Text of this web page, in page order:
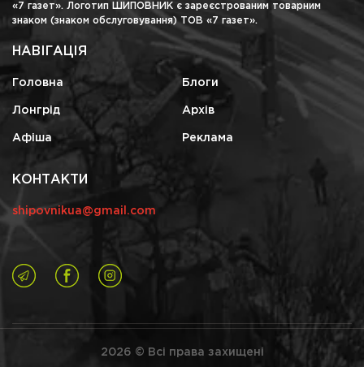
«7 газет». Логотип ШИПОВНИК є зареєстрованим товарним
знаком (знаком обслуговування) ТОВ «7 газет».
НАВІГАЦІЯ
Головна Блоги
Лонгрід Архів
Афіша Реклама
КОНТАКТИ
shipovnikua@gmail.com
2026 © Всі права захищені